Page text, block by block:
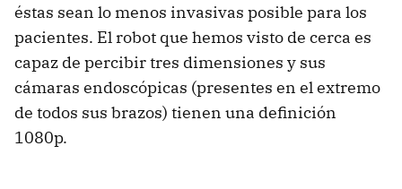
éstas sean lo menos invasivas posible para los
pacientes. El robot que hemos visto de cerca es
capaz de percibir tres dimensiones y sus
cámaras endoscópicas (presentes en el extremo
de todos sus brazos) tienen una definición
1080p.